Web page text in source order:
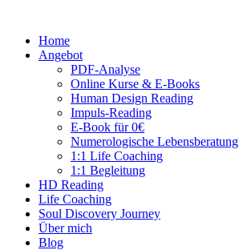
Home
Angebot
PDF-Analyse
Online Kurse & E-Books
Human Design Reading
Impuls-Reading
E-Book für 0€
Numerologische Lebensberatung
1:1 Life Coaching
1:1 Begleitung
HD Reading
Life Coaching
Soul Discovery Journey
Über mich
Blog